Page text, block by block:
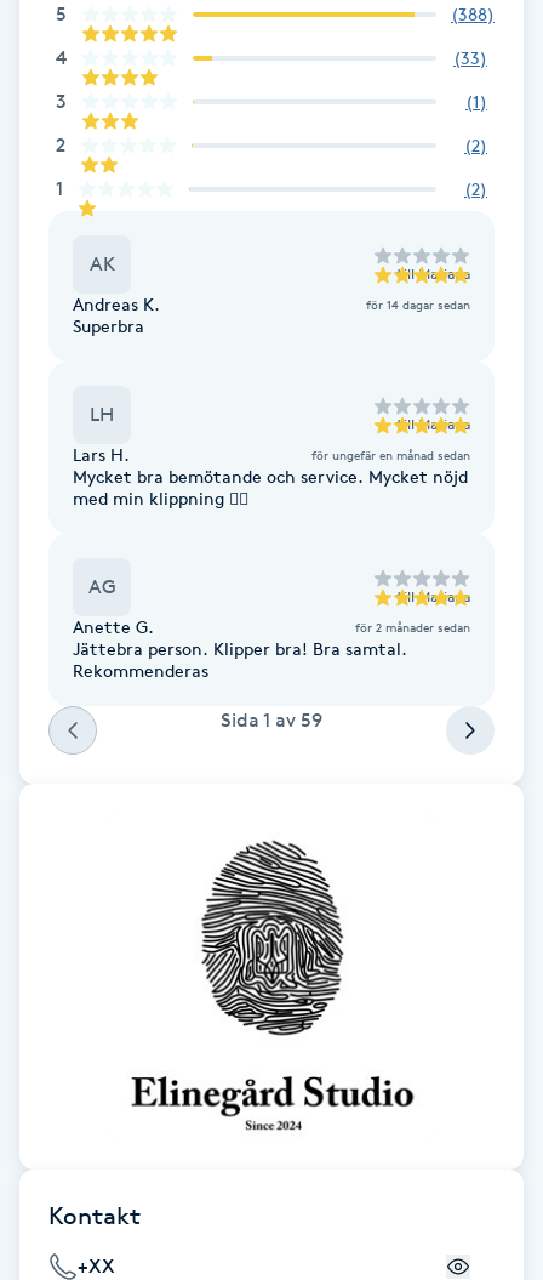
Fotsvamp
Fotvård
Fransar
Fransfärgning
Fransförlängning Volym
Fransrengöring
Frekvensterapi
Friskvård
Gel naglar
5 (388)
4 (33)
3 (1)
2 (2)
1 (2)
AK till Mariana
Andreas K. för 14 dagar sedan
Superbra
LH till Mariana
Lars H. för ungefär en månad sedan
Mycket bra bemötande och service. Mycket nöjd
med min klippning 👍🏼
AG till Mariana
Anette G. för 2 månader sedan
Jättebra person. Klipper bra! Bra samtal.
Rekommenderas
Sida 1 av 59
Kontakt
+XX